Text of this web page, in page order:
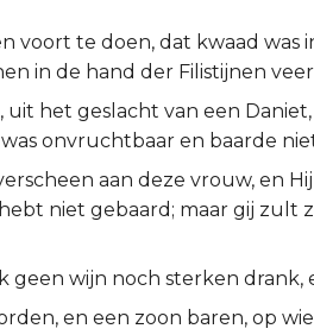
voort te doen, dat kwaad was
in de hand der Filistijnen
uit het geslacht van een
onvruchtbaar en baarde
aan deze vrouw, en
niet gebaard; maar gij zult
geen wijn noch sterken drank,
en een zoon baren, op